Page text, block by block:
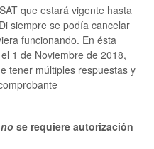
que estará vigente hasta
siempre se podía cancelar
funcionando. En ésta
1 de Noviembre de 2018,
tener múltiples respuestas y
no se requiere autorización